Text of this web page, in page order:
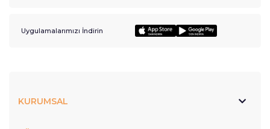
Uygulamalarımızı İndirin
KURUMSAL